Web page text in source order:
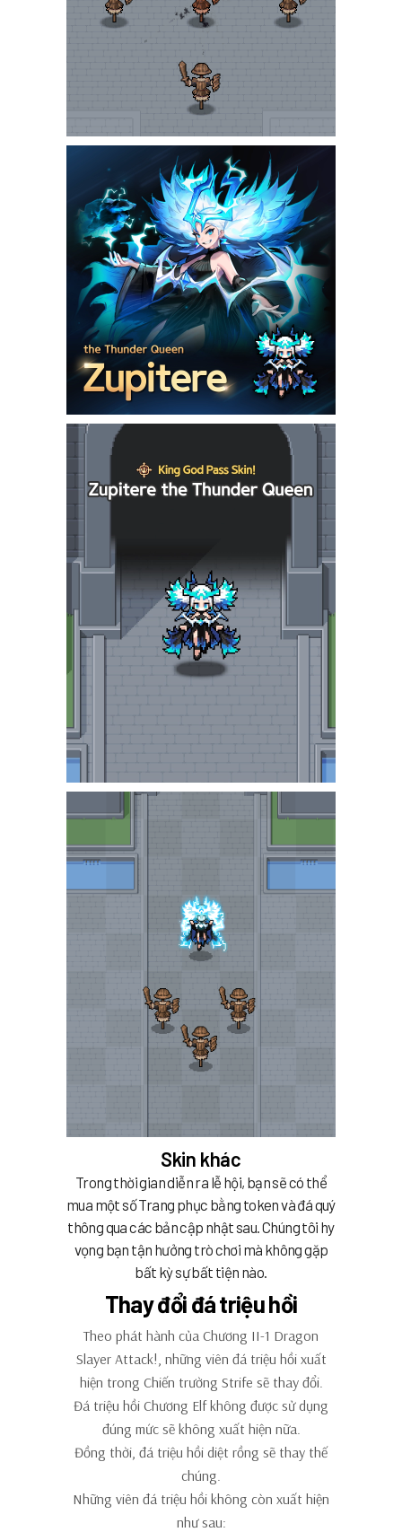
Skin khác
Trong thời gian diễn ra lễ hội, bạn sẽ có thể
mua một số Trang phục bằng token và đá quý
thông qua các bản cập nhật sau. Chúng tôi hy
vọng bạn tận hưởng trò chơi mà không gặp
bất kỳ sự bất tiện nào.
Thay đổi đá triệu hồi
Theo phát hành của Chương II-1 Dragon
Slayer Attack!, những viên đá triệu hồi xuất
hiện trong Chiến trường Strife sẽ thay đổi.
Đá triệu hồi Chương Elf không được sử dụng
đúng mức sẽ không xuất hiện nữa.
Đồng thời, đá triệu hồi diệt rồng sẽ thay thế
chúng.
Những viên đá triệu hồi không còn xuất hiện
như sau: